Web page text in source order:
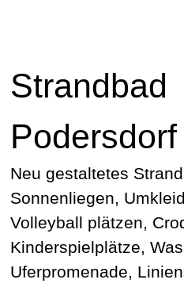
Strandbad
Neu gestaltetes
Sonnenliegen,
Volleyball plätzen,
Kinderspielplätze,
Uferpromenade,